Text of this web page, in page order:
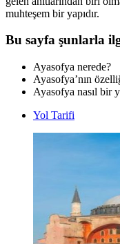
muhteşem bir yapıdır.
Bu sayfa şunlarla
Ayasofya nerede?
Ayasofya’nın
Ayasofya nasıl bir
Yol Tarifi